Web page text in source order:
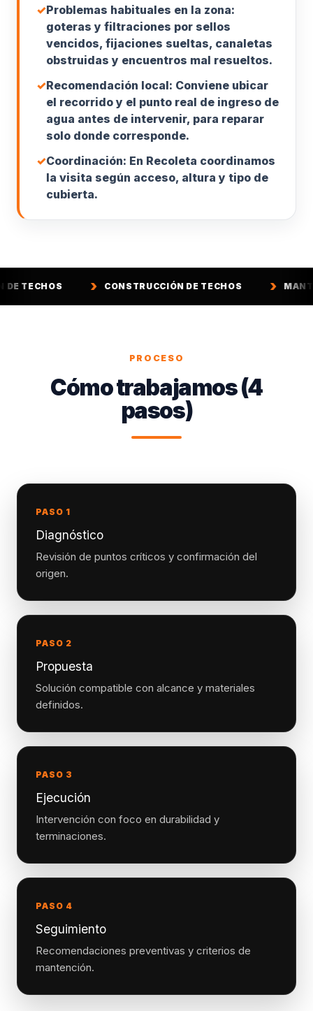
✓Problemas habituales en la zona:
goteras y filtraciones por sellos
vencidos, fijaciones sueltas, canaletas
obstruidas y encuentros mal resueltos.
✓Recomendación local: Conviene ubicar
el recorrido y el punto real de ingreso de
agua antes de intervenir, para reparar
solo donde corresponde.
✓Coordinación: En Recoleta coordinamos
la visita según acceso, altura y tipo de
cubierta.
CONSTRUCCIÓN DE TECHOS MANTENCIÓN DE
PROCESO
Cómo trabajamos (4
pasos)
PASO 1
Diagnóstico
Revisión de puntos críticos y confirmación del
origen.
PASO 2
Propuesta
Solución compatible con alcance y materiales
definidos.
PASO 3
Ejecución
Intervención con foco en durabilidad y
terminaciones.
PASO 4
Seguimiento
Recomendaciones preventivas y criterios de
mantención.